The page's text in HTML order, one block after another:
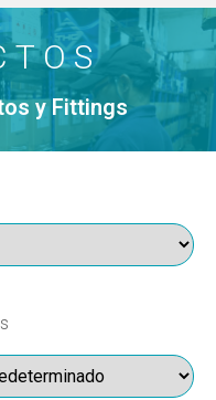
y Fittings